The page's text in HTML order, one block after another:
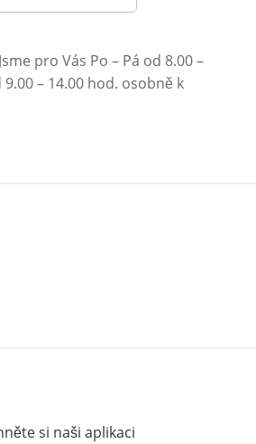
pro Vás Po – Pá od 8.00 –
– 14.00 hod. osobně k
si naši aplikaci